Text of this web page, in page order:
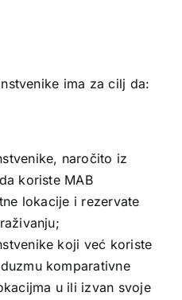
ima za cilj da:
naročito iz
koriste MAB
lokacije i rezervate
koji već koriste
komparativne
u ili izvan svoje